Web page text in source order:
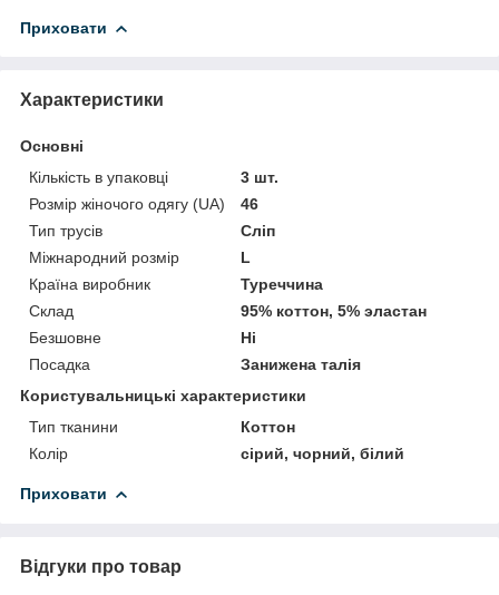
Приховати
Характеристики
Основні
Кількість в упаковці
3 шт.
Розмір жіночого одягу (UA)
46
Тип трусів
Сліп
Міжнародний розмір
L
Країна виробник
Туреччина
Склад
95% коттон, 5% эластан
Безшовне
Ні
Посадка
Занижена талія
Користувальницькі характеристики
Тип тканини
Коттон
Колір
сірий, чорний, білий
Приховати
Відгуки про товар